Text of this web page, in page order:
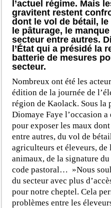
l’actuel régime. Mais
gravitent restent
dont le vol de bétail, le
le pâturage, le
secteur entre autres.
l’État qui a présidé la
batterie de mesures
secteur.
Nombreux ont été les
édition de la journée de
région de Kaolack. Sous la
Diomaye Faye l’occasion
pour exposer les maux
entre autres, du vol de
agriculteurs et éleveurs,
animaux, de la signature
code pastoral… »Nous
du secteur avec plus
pour notre cheptel. Cela
problèmes entre les